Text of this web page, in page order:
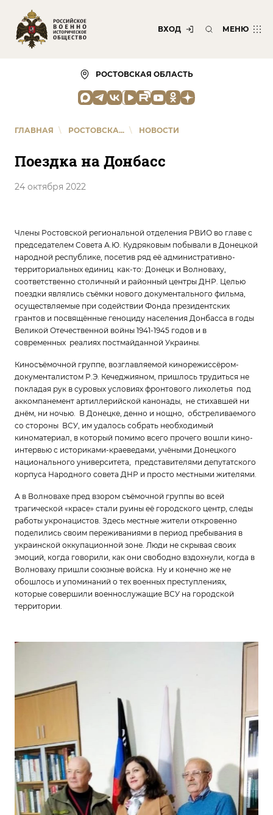
ВХОД МЕНЮ
РОСТОВСКАЯ ОБЛАСТЬ
ГЛАВНАЯ \ РОСТОВСКА... \ НОВОСТИ
Поездка на Донбасс
24 октября 2022
Члены Ростовской региональной отделения РВИО во главе с
председателем Совета А.Ю. Кудряковым побывали в Донецкой
народной республике, посетив ряд её административно-
территориальных единиц как-то: Донецк и Волноваху,
соответственно столичный и районный центры ДНР. Целью
поездки являлись съёмки нового документального фильма,
осуществляемые при содействии Фонда президентских
грантов и посвящённые геноциду населения Донбасса в годы
Великой Отечественной войны 1941-1945 годов и в
современных реалиях постмайданной Украины.
Киносъёмочной группе, возглавляемой кинорежиссёром-
документалистом Р.Э. Кечеджияном, пришлось трудиться не
покладая рук в суровых условиях фронтового лихолетья под
аккомпанемент артиллерийской канонады, не стихавшей ни
днём, ни ночью. В Донецке, денно и нощно, обстреливаемого
со стороны ВСУ, им удалось собрать необходимый
киноматериал, в который помимо всего прочего вошли кино-
интервью с историками-краеведами, учёными Донецкого
национального университета, представителями депутатского
корпуса Народного совета ДНР и просто местными жителями.
А в Волновахе пред взором съёмочной группы во всей
трагической «красе» стали руины её городского центр, следы
работы укронацистов. Здесь местные жители откровенно
поделились своим переживаниями в период пребывания в
украинской оккупационной зоне. Люди не скрывая своих
эмоций, когда говорили, как они свободно вздохнули, когда в
Волноваху пришли союзные войска. Ну и конечно же не
обошлось и упоминаний о тех военных преступлениях,
которые совершили военнослужащие ВСУ на городской
территории.